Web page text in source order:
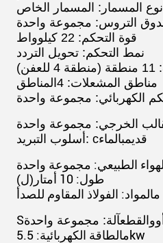
نوع المسمار: المسمار الخاص
التروس: مجموعة واحدة
قوة التحكم: 22 كيلوواط
نمط التحكم: تحويل التردد
مناطق المشعلات: 4
المناطق
الكهربائي: مجموعة واحدة
الخرجي: مجموعة واحدة
أسلوب التبريد: c
قديمبالماء
الطبيعي: مجموعة واحدة
(ل) طول: 10 أمتار
مالمواد: الفولاذ المقاوم للصدأ
S
أووالقطعآلة: مجموعة واحدة
م الطاقة الكهربائية: 5.5kw